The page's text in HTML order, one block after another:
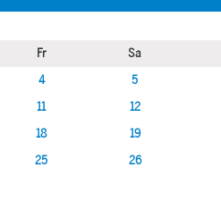
Fr Sa
4 5
11 12
18 19
25 26